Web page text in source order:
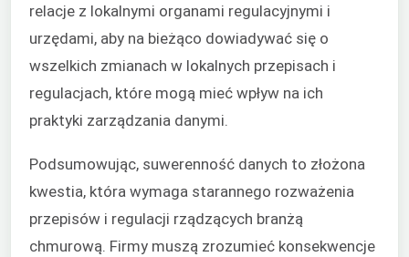
relacje z lokalnymi organami regulacyjnymi i
urzędami, aby na bieżąco dowiadywać się o
wszelkich zmianach w lokalnych przepisach i
regulacjach, które mogą mieć wpływ na ich
praktyki zarządzania danymi.
Podsumowując, suwerenność danych to złożona
kwestia, która wymaga starannego rozważenia
przepisów i regulacji rządzących branżą
chmurową. Firmy muszą zrozumieć konsekwencje